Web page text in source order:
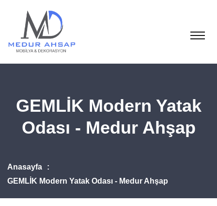
GEMLİK Modern Yatak
Odası - Medur Ahşap
Anasayfa
GEMLİK Modern Yatak Odası - Medur Ahşap